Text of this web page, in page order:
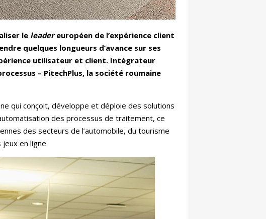
le leadereuropéen de l’expérience client
quelques longueurs d’avance sur ses
utilisateur et client. Intégrateur
– PitechPlus, la société roumaine
qui conçoit, développe et déploie des solutions
des processus de traitement, ce
des secteurs de l’automobile, du tourisme
en ligne.